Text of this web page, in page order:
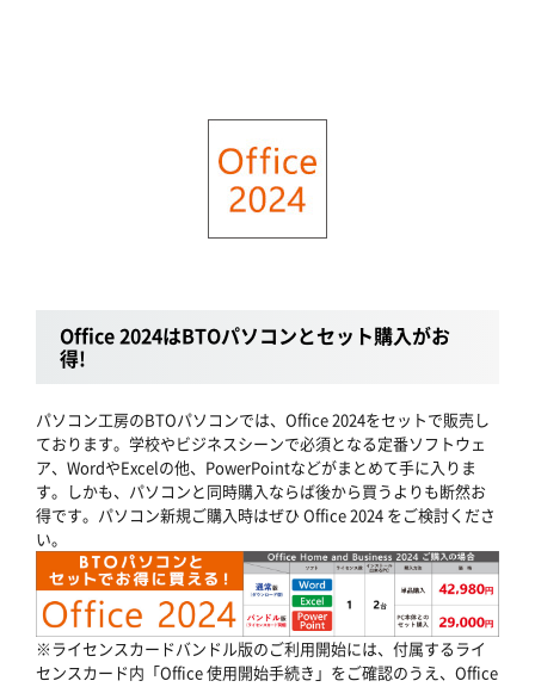
Office 2024はBTOパソコンとセット購入がお
得!
パソコン工房のBTOパソコンでは、Office 2024をセットで販売し
ております。学校やビジネスシーンで必須となる定番ソフトウェ
ア、WordやExcelの他、PowerPointなどがまとめて手に入りま
す。しかも、パソコンと同時購入ならば後から買うよりも断然お
得です。パソコン新規ご購入時はぜひ Office 2024 をご検討くださ
い。
※ライセンスカードバンドル版のご利用開始には、付属するライ
センスカード内「Office 使用開始手続き」をご確認のうえ、Office